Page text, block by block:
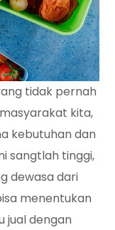
tidak pernah
kita,
kebutuhan dan
sangtlah tinggi,
dewasa dari
menentukan
jual dengan